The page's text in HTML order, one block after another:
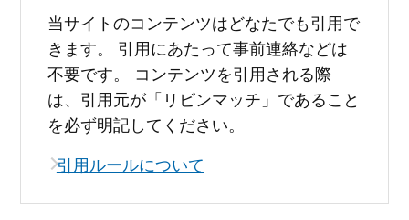
当サイトのコンテンツはどなたでも引用で
きます。 引用にあたって事前連絡などは
不要です。 コンテンツを引用される際
は、引用元が「リビンマッチ」であること
を必ず明記してください。
引用ルールについて